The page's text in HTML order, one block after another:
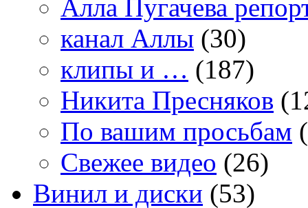
Алла Пугачева
канал Аллы (30)
клипы и … (187)
Никита Пресняков
По вашим просьбам
Свежее видео (26)
Винил и диски (53)